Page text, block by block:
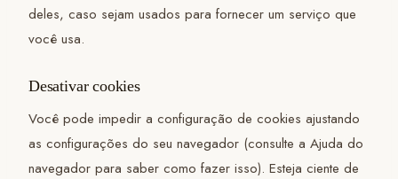
deles, caso sejam usados para fornecer um serviço que
você usa.
Desativar cookies
Você pode impedir a configuração de cookies ajustando
as configurações do seu navegador (consulte a Ajuda do
navegador para saber como fazer isso). Esteja ciente de